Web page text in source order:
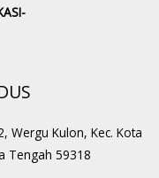
Wergu Kulon, Kec. Kota
Tengah 59318